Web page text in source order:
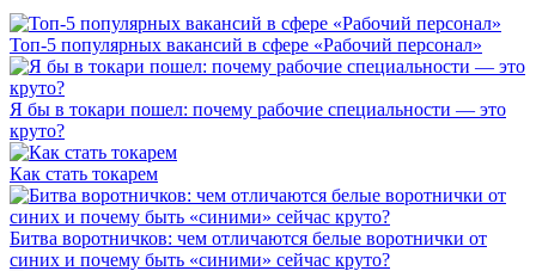
Топ-5 популярных вакансий в сфере «Рабочий персонал»
Я бы в токари пошел: почему рабочие специальности — это
круто?
Как стать токарем
Битва воротничков: чем отличаются белые воротнички от
синих и почему быть «синими» сейчас круто?